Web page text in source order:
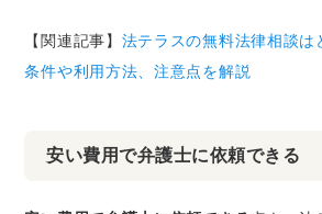
【関連記事】 法テラスの無料法律相談は
条件や利用方法、注意点を解説
安い費用で弁護士に依頼できる